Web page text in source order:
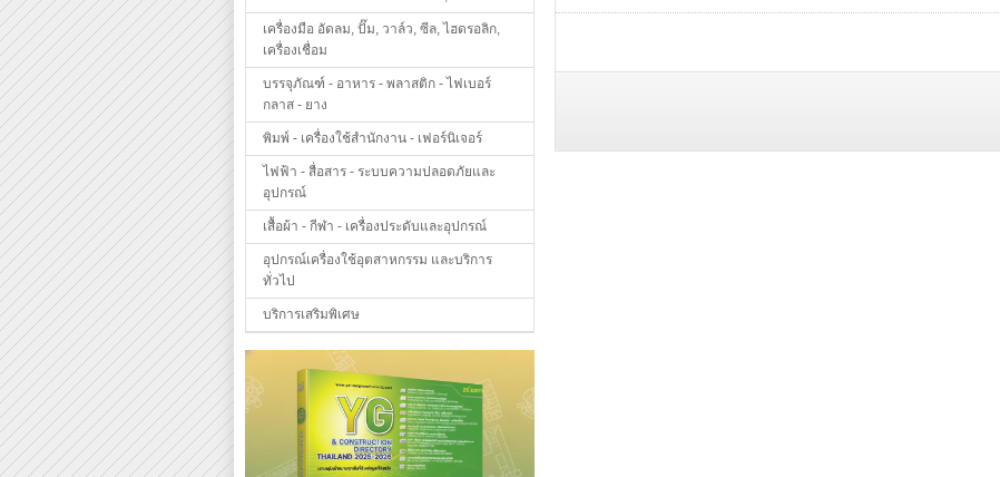
เครื่องมือ อัดลม, ปั๊ม, วาล์ว, ซีล, ไฮดรอลิก,
เครื่องเชื่อม
บรรจุภัณฑ์ - อาหาร - พลาสติก - ไฟเบอร์
กลาส - ยาง
พิมพ์ - เครื่องใช้สำนักงาน - เฟอร์นิเจอร์
ไฟฟ้า - สื่อสาร - ระบบความปลอดภัยและ
อุปกรณ์
เสื้อผ้า - กีฬา - เครื่องประดับและอุปกรณ์
อุปกรณ์เครื่องใช้อุตสาหกรรม และบริการ
ทั่วไป
บริการเสริมพิเศษ